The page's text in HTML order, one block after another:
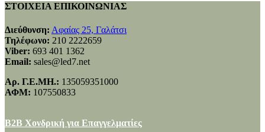
ΣΤΟΙΧΕΙΑ ΕΠΙΚΟΙΝΩΝΙΑΣ
Διεύθυνση: Αφαίας 25, Γαλάτσι
Τηλέφωνο: 210 2222659
Viber: 693 401 1362
Email: sales@led7.net
Αρ. Γ.Ε.ΜΗ.: 135059351000
ΑΦΜ: 107550833
B2B Χονδρική για Επαγγελματίες